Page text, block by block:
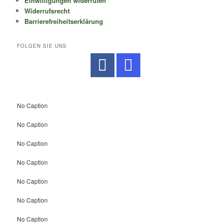
Widerrufsrecht
Barrierefreiheitserklärung
FOLGEN SIE UNS
No Caption
No Caption
No Caption
No Caption
No Caption
No Caption
No Caption